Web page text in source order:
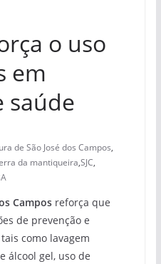
o uso
em
saúde
de São José dos Campos,
da mantiqueira,SJC,
Camposreforça que
de prevenção e
como lavagem
álcool gel, uso de